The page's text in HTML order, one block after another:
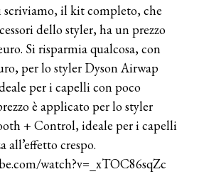
il kit completo, che
dello styler, ha un prezzo
Si risparmia qualcosa, con
per lo styler Dyson Airwap
per i capelli con poco
è applicato per lo styler
+ Control, ideale per i capelli
crespo.
watch?v=_xTOC86sqZc
cofanetti beauty
adatto ad
BOLOGNA
Bologna
&
2022: I
nuova collezione